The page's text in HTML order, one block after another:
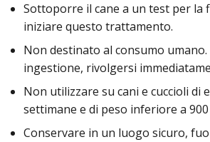
Sottoporre il cane a un test per la
iniziare questo trattamento.
Non destinato al consumo umano.
ingestione, rivolgersi
Non utilizzare su cani e cuccioli di
settimane e di peso inferiore a 900
Conservare in un luogo sicuro,